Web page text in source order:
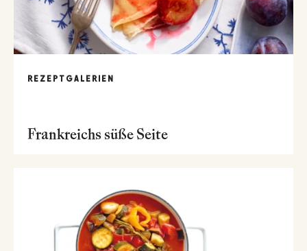
REZEPTGALERIEN
Frankreichs süße Seite